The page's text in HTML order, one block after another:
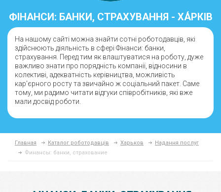
ФІНАНСИ: БАНКИ, СТРАХУВАННЯ - ХА́РКІВ
На нашому сайті можна знайти сотні роботодавців, які
здійснюють діяльність в сфері Фінанси: банки,
страхування. Перед тим як влаштуватися на роботу, дуже
важливо знати про порядність компанії, відносини в
колективі, адекватність керівництва, можливість
кар'єрного росту та звичайно ж соціальний пакет. Саме
тому, ми радимо читати відгуки співробітників, які вже
мали досвід роботи.
Главная Каталог роботодавців Харьков
Надання послуг
Финансы: банки, страхование